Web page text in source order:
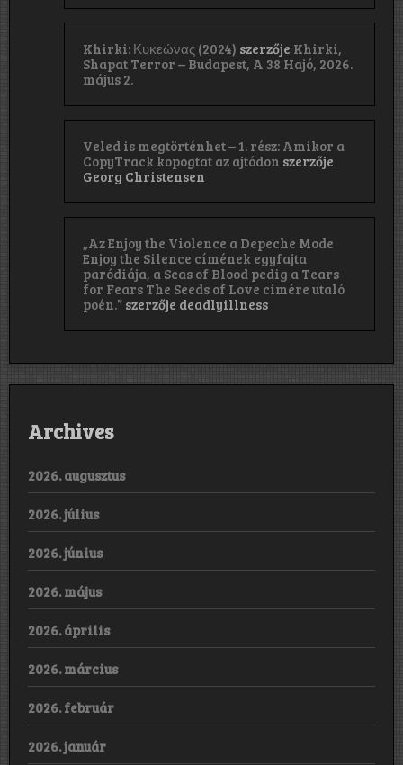
Khirki: Κ​υ​κ​ε​ώ​ν​α​ς (2024) szerzője Khirki,
Shapat Terror – Budapest, A 38 Hajó, 2026.
május 2.
Veled is megtörténhet – 1. rész: Amikor a
CopyTrack kopogtat az ajtódon szerzője
Georg Christensen
„Az Enjoy the Violence a Depeche Mode
Enjoy the Silence címének egyfajta
paródiája, a Seas of Blood pedig a Tears
for Fears The Seeds of Love címére utaló
poén.” szerzője deadlyillness
Archives
2026. augusztus
2026. július
2026. június
2026. május
2026. április
2026. március
2026. február
2026. január